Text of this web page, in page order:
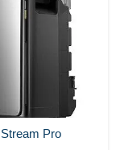
Pro